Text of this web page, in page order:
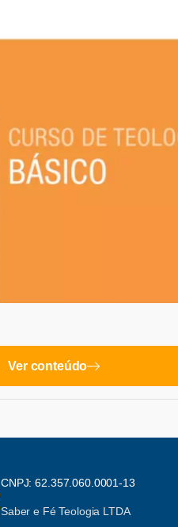
Ver conteúdo
CNPJ: 62.357.060.0001-13
Saber e Fé Teologia LTDA